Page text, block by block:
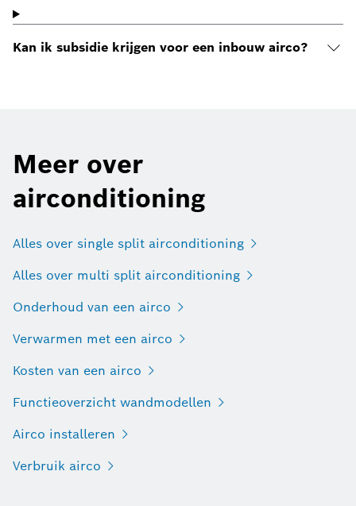
Kan ik subsidie krijgen voor een inbouw airco?
Meer over
airconditioning
Alles over single split airconditioning
Alles over multi split airconditioning
Onderhoud van een airco
Verwarmen met een airco
Kosten van een airco
Functieoverzicht wandmodellen
Airco installeren
Verbruik airco